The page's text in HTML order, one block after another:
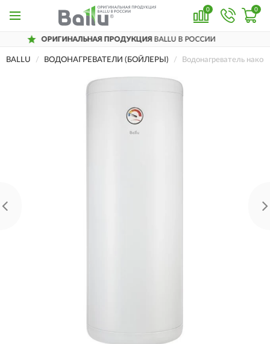
0 0
ОРИГИНАЛЬНАЯ ПРОДУКЦИЯBALLU В РОССИИ
BALLU ВОДОНАГРЕВАТЕЛИ (БОЙЛЕРЫ) Водонагреватель